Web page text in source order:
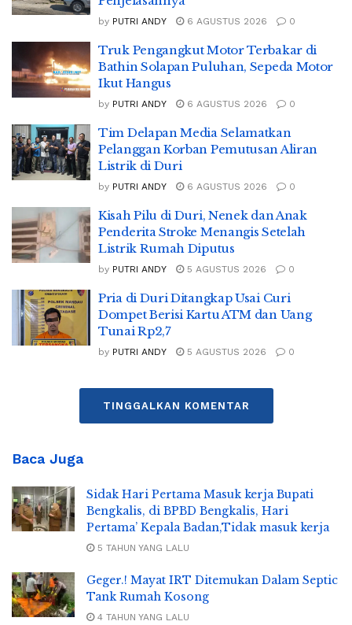
by PUTRI ANDY 6 AGUSTUS 2026 0
Truk Pengangkut Motor Terbakar di
Bathin Solapan Puluhan, Sepeda Motor
Ikut Hangus
by PUTRI ANDY 6 AGUSTUS 2026 0
Tim Delapan Media Selamatkan
Pelanggan Korban Pemutusan Aliran
Listrik di Duri
by PUTRI ANDY 6 AGUSTUS 2026 0
Kisah Pilu di Duri, Nenek dan Anak
Penderita Stroke Menangis Setelah
Listrik Rumah Diputus
by PUTRI ANDY 5 AGUSTUS 2026 0
Pria di Duri Ditangkap Usai Curi
Dompet Berisi Kartu ATM dan Uang
Tunai Rp2,7
by PUTRI ANDY 5 AGUSTUS 2026 0
TINGGALKAN KOMENTAR
Baca Juga
Sidak Hari Pertama Masuk kerja Bupati
Bengkalis, di BPBD Bengkalis, Hari
Pertama’ Kepala Badan,Tidak masuk kerja
5 TAHUN YANG LALU
Geger.! Mayat IRT Ditemukan Dalam Septic
Tank Rumah Kosong
4 TAHUN YANG LALU